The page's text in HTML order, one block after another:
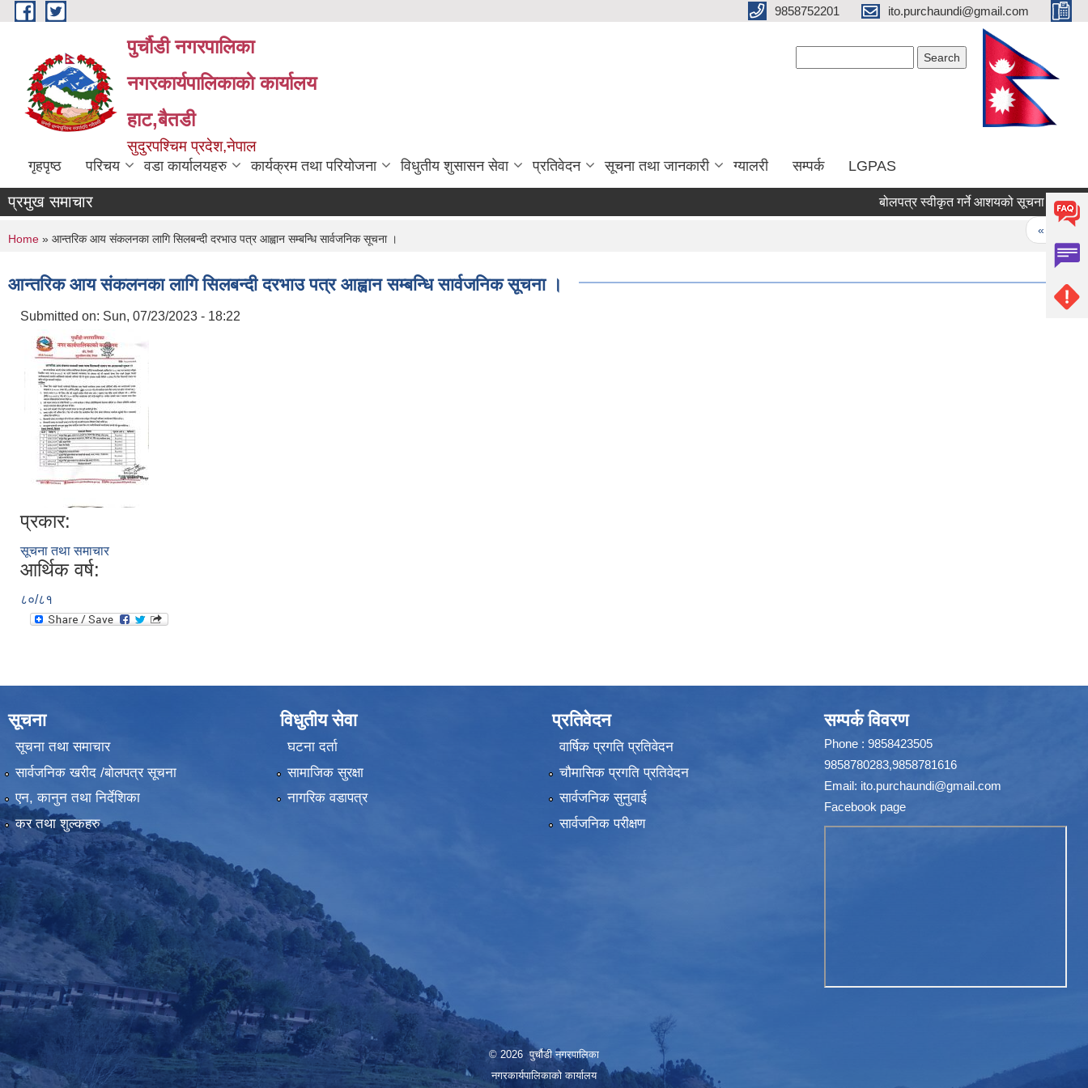
Skip to main content 9858752201 ito.purchaundi@gmail.com
पुर्चौडी नगरपालिका
नगरकार्यपालिकाकाे कार्यालय
हाट,बैतडी
सुदुरपश्चिम प्रदेश,नेपाल
गृहपृष्ठ परिचय वडा कार्यालयहरु कार्यक्रम तथा परियोजना विधुतीय शुसासन सेवा प्रतिवेदन सूचना तथा जानकारी ग्यालरी सम्पर्क LGPAS
प्रमुख समाचार बोलपत्र स्वीकृत गर्ने आशयको सूचना ।
« first
You are here
Home » आन्तरिक आय संकलनका लागि सिलबन्दी दरभाउ पत्र आह्वान सम्बन्धि सार्वजनिक सूचना ।
आन्तरिक आय संकलनका लागि सिलबन्दी दरभाउ पत्र आह्वान सम्बन्धि सार्वजनिक सूचना ।
Submitted on: Sun, 07/23/2023 - 18:22
प्रकार:
सूचना तथा समाचार
आर्थिक वर्ष:
८०/८१
सूचना
सूचना तथा समाचार
सार्वजनिक खरीद /बोलपत्र सूचना
एन, कानुन तथा निर्देशिका
कर तथा शुल्कहरु
विधुतीय सेवा
घटना दर्ता
सामाजिक सुरक्षा
नागरिक वडापत्र
प्रतिवेदन
वार्षिक प्रगति प्रतिवेदन
चौमासिक प्रगति प्रतिवेदन
सार्वजनिक सुनुवाई
सार्वजनिक परीक्षण
सम्पर्क विवरण
Phone : 9858423505
9858780283,9858781616
Email: ito.purchaundi@gmail.com
Facebook page
© 2026 पुर्चौडी नगरपालिका
नगरकार्यपालिकाकाे कार्यालय